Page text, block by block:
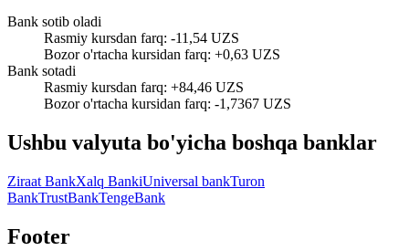
Bank sotib oladi
Rasmiy kursdan farq: -11,54 UZS
Bozor o'rtacha kursidan farq: +0,63 UZS
Bank sotadi
Rasmiy kursdan farq: +84,46 UZS
Bozor o'rtacha kursidan farq: -1,7367 UZS
Ushbu valyuta bo'yicha boshqa banklar
Ziraat BankXalq BankiUniversal bankTuron
BankTrustBankTengeBank
Footer